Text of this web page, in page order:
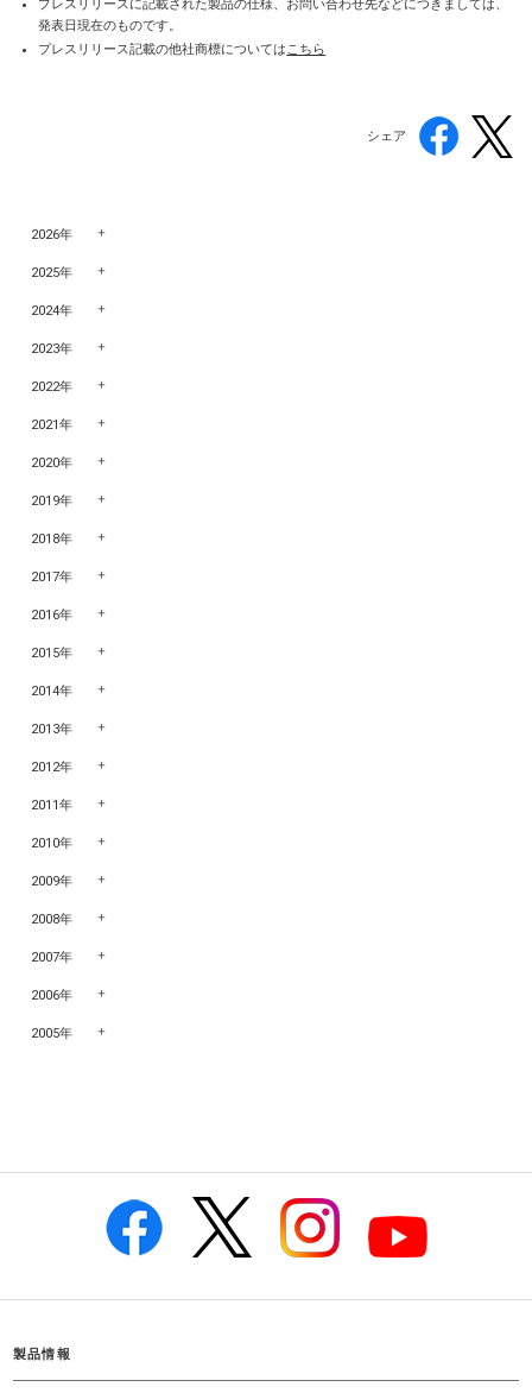
プレスリリースに記載された製品の仕様、お問い合わせ先などにつきましては、
発表日現在のものです。
プレスリリース記載の他社商標についてはこちら
シェア
2026年
2025年
2024年
2023年
2022年
2021年
2020年
2019年
2018年
2017年
2016年
2015年
2014年
2013年
2012年
2011年
2010年
2009年
2008年
2007年
2006年
2005年
製品情報